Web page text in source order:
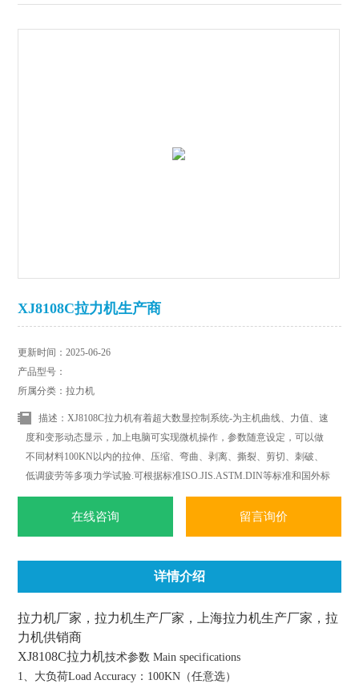
XJ8108C拉力机生产商
更新时间：2025-06-26
产品型号：
所属分类：拉力机
描述：XJ8108C拉力机有着超大数显控制系统-为主机曲线、力值、速
度和变形动态显示，加上电脑可实现微机操作，参数随意设定，可以做
不同材料100KN以内的拉伸、压缩、弯曲、剥离、撕裂、剪切、刺破、
低调疲劳等多项力学试验.可根据标准ISO.JIS.ASTM.DIN等标准和国外标
准进行试验和提供数据.
在线咨询 留言询价
详情介绍
拉力机厂家，拉力机生产厂家，上海拉力机生产厂家，拉
力机供销商
XJ8108C拉力机技术参数 Main specifications
1、大负荷Load Accuracy：100KN（任意选）